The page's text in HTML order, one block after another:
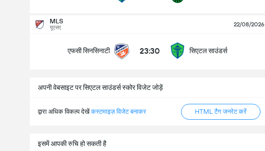
MLS
यूएसए 22/08/2026
एफसी सिनसिनाटी 23:30 सिएटल साउंडर्स
अपनी वेबसाइट पर सिएटल साउंडर्स स्कोर विजेट जोड़ें
द्वारा अधिक विकल्प देखेंकस्टमाइज़ विजेट बनाकर HTML टैग जनरेट करें
इसमें आपकी रुचि हो सकती है
मैच में कुल गोल (2.5)